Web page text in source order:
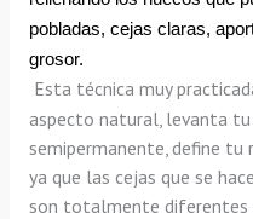
pobladas, cejas claras,
grosor.
Esta técnica muy
aspecto natural, levanta tu
semipermanente, define
ya que las cejas que se
son totalmente diferentes